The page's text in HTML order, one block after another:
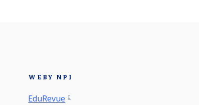
WEBY NPI
EduRevue